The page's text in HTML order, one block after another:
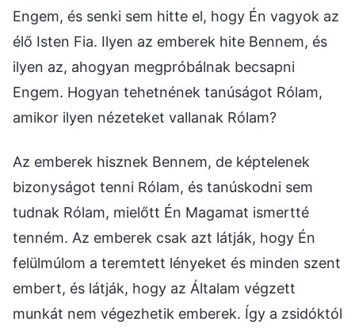
Engem, és senki sem hitte el, hogy Én vagyok az
élő Isten Fia. Ilyen az emberek hite Bennem, és
ilyen az, ahogyan megpróbálnak becsapni
Engem. Hogyan tehetnének tanúságot Rólam,
amikor ilyen nézeteket vallanak Rólam?
Az emberek hisznek Bennem, de képtelenek
bizonyságot tenni Rólam, és tanúskodni sem
tudnak Rólam, mielőtt Én Magamat ismertté
tenném. Az emberek csak azt látják, hogy Én
felülmúlom a teremtett lényeket és minden szent
embert, és látják, hogy az Általam végzett
munkát nem végezhetik emberek. Így a zsidóktól